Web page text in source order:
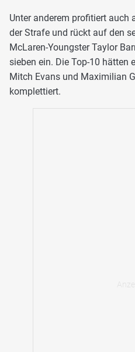
Unter anderem profitiert auch
der Strafe und rückt auf den
McLaren-Youngster Taylor
sieben ein. Die Top-10 hätten
Mitch Evans und Maximilian
komplettiert.